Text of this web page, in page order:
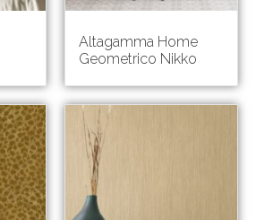
Altagamma Home
Geometrico Nikko